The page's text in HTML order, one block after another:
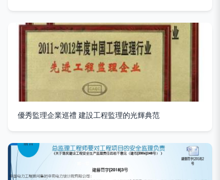
優秀監理企業巡禮 建設工程監理的光輝典范